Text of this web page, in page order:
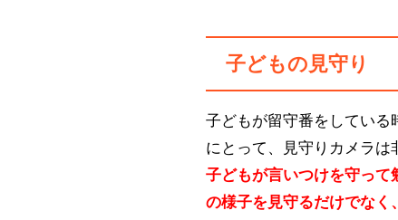
子どもの見守り
子どもが留守番をしている
にとって、見守りカメラは
子どもが言いつけを守って
の様子を見守るだけでな